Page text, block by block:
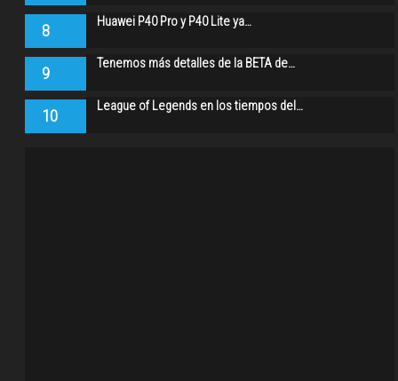
8 Huawei P40 Pro y P40 Lite ya…
9 Tenemos más detalles de la BETA de…
10 League of Legends en los tiempos del…